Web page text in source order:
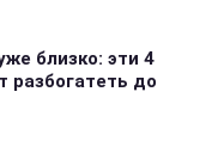
близко: эти 4
разбогатеть до